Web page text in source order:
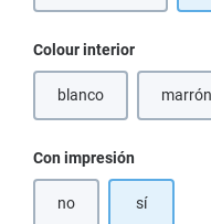
Seleccione
Colour interior
blanco(Esta opción no está
marrón
Seleccione
Con impresión
no sí